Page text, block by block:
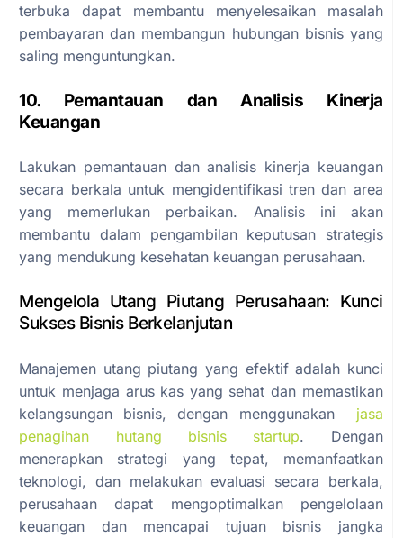
terbuka dapat membantu menyelesaikan masalah
pembayaran dan membangun hubungan bisnis yang
saling menguntungkan.
10. Pemantauan dan Analisis Kinerja
Keuangan
Lakukan pemantauan dan analisis kinerja keuangan
secara berkala untuk mengidentifikasi tren dan area
yang memerlukan perbaikan. Analisis ini akan
membantu dalam pengambilan keputusan strategis
yang mendukung kesehatan keuangan perusahaan.
Mengelola Utang Piutang Perusahaan: Kunci
Sukses Bisnis Berkelanjutan
Manajemen utang piutang yang efektif adalah kunci
untuk menjaga arus kas yang sehat dan memastikan
kelangsungan bisnis, dengan menggunakan jasa
penagihan hutang bisnis startup. Dengan
menerapkan strategi yang tepat, memanfaatkan
teknologi, dan melakukan evaluasi secara berkala,
perusahaan dapat mengoptimalkan pengelolaan
keuangan dan mencapai tujuan bisnis jangka